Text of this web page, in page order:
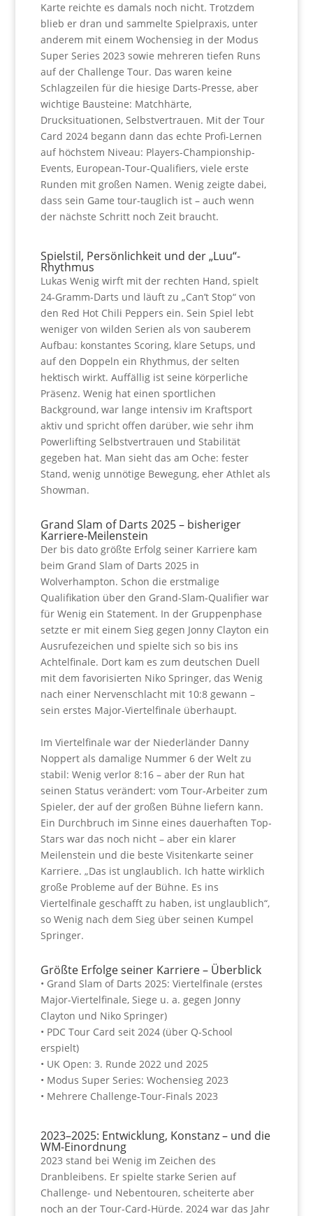
Karte reichte es damals noch nicht. Trotzdem
blieb er dran und sammelte Spielpraxis, unter
anderem mit einem Wochensieg in der Modus
Super Series 2023 sowie mehreren tiefen Runs
auf der Challenge Tour. Das waren keine
Schlagzeilen für die hiesige Darts-Presse, aber
wichtige Bausteine: Matchhärte,
Drucksituationen, Selbstvertrauen. Mit der Tour
Card 2024 begann dann das echte Profi-Lernen
auf höchstem Niveau: Players-Championship-
Events, European-Tour-Qualifiers, viele erste
Runden mit großen Namen. Wenig zeigte dabei,
dass sein Game tour-tauglich ist – auch wenn
der nächste Schritt noch Zeit braucht.
Spielstil, Persönlichkeit und der „Luu“-
Rhythmus
Lukas Wenig wirft mit der rechten Hand, spielt
24-Gramm-Darts und läuft zu „Can’t Stop“ von
den Red Hot Chili Peppers ein. Sein Spiel lebt
weniger von wilden Serien als von sauberem
Aufbau: konstantes Scoring, klare Setups, und
auf den Doppeln ein Rhythmus, der selten
hektisch wirkt. Auffällig ist seine körperliche
Präsenz. Wenig hat einen sportlichen
Background, war lange intensiv im Kraftsport
aktiv und spricht offen darüber, wie sehr ihm
Powerlifting Selbstvertrauen und Stabilität
gegeben hat. Man sieht das am Oche: fester
Stand, wenig unnötige Bewegung, eher Athlet als
Showman.
Grand Slam of Darts 2025 – bisheriger
Karriere-Meilenstein
Der bis dato größte Erfolg seiner Karriere kam
beim Grand Slam of Darts 2025 in
Wolverhampton. Schon die erstmalige
Qualifikation über den Grand-Slam-Qualifier war
für Wenig ein Statement. In der Gruppenphase
setzte er mit einem Sieg gegen Jonny Clayton ein
Ausrufezeichen und spielte sich so bis ins
Achtelfinale. Dort kam es zum deutschen Duell
mit dem favorisierten Niko Springer, das Wenig
nach einer Nervenschlacht mit 10:8 gewann –
sein erstes Major-Viertelfinale überhaupt.
Im Viertelfinale war der Niederländer Danny
Noppert als damalige Nummer 6 der Welt zu
stabil: Wenig verlor 8:16 – aber der Run hat
seinen Status verändert: vom Tour-Arbeiter zum
Spieler, der auf der großen Bühne liefern kann.
Ein Durchbruch im Sinne eines dauerhaften Top-
Stars war das noch nicht – aber ein klarer
Meilenstein und die beste Visitenkarte seiner
Karriere. „Das ist unglaublich. Ich hatte wirklich
große Probleme auf der Bühne. Es ins
Viertelfinale geschafft zu haben, ist unglaublich“,
so Wenig nach dem Sieg über seinen Kumpel
Springer.
Größte Erfolge seiner Karriere – Überblick
• Grand Slam of Darts 2025: Viertelfinale (erstes
Major-Viertelfinale, Siege u. a. gegen Jonny
Clayton und Niko Springer)
• PDC Tour Card seit 2024 (über Q-School
erspielt)
• UK Open: 3. Runde 2022 und 2025
• Modus Super Series: Wochensieg 2023
• Mehrere Challenge-Tour-Finals 2023
2023–2025: Entwicklung, Konstanz – und die
WM-Einordnung
2023 stand bei Wenig im Zeichen des
Dranbleibens. Er spielte starke Serien auf
Challenge- und Nebentouren, scheiterte aber
noch an der Tour-Card-Hürde. 2024 war das Jahr